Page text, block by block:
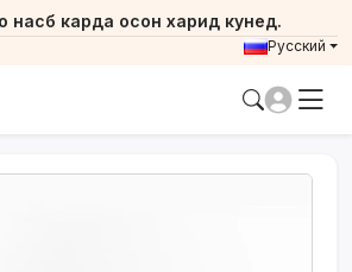
насб карда осон харид кунед.
Русский